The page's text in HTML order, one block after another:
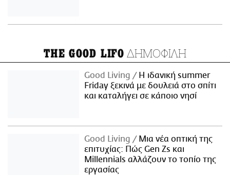
THE GOOD LIFO ΔΗΜΟΦΙΛΗ
Good Living
Η ιδανική summer
Friday ξεκινά με δουλειά στο σπίτι
και καταλήγει σε κάποιο νησί
Good Living
Μια νέα οπτική της
επιτυχίας: Πώς Gen Zs και
Millennials αλλάζουν το τοπίο της
εργασίας